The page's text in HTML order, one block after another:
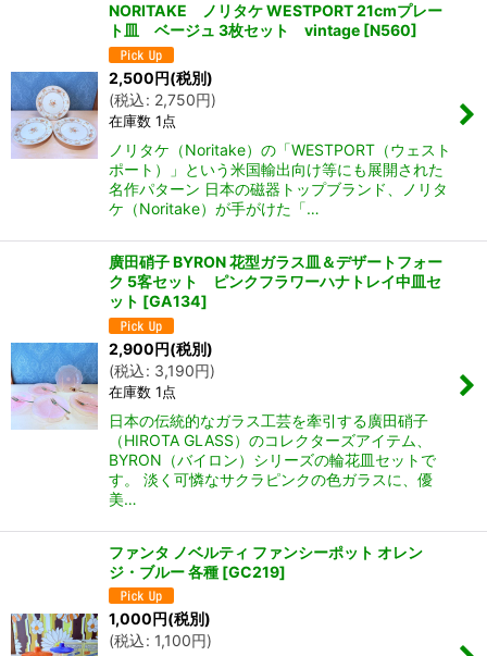
NORITAKE ノリタケ WESTPORT 21cmプレー
ト皿 ベージュ 3枚セット vintage [N560]
2,500円(税別)
(税込: 2,750円)
在庫数 1点
ノリタケ（Noritake）の「WESTPORT（ウェスト
ポート）」という米国輸出向け等にも展開された
名作パターン 日本の磁器トップブランド、ノリタ
ケ（Noritake）が手がけた「…
廣田硝子 BYRON 花型ガラス皿＆デザートフォー
ク 5客セット ピンクフラワーハナトレイ中皿セ
ット [GA134]
2,900円(税別)
(税込: 3,190円)
在庫数 1点
日本の伝統的なガラス工芸を牽引する廣田硝子
（HIROTA GLASS）のコレクターズアイテム、
BYRON（バイロン）シリーズの輪花皿セットで
す。 淡く可憐なサクラピンクの色ガラスに、優
美…
ファンタ ノベルティ ファンシーポット オレン
ジ・ブルー 各種 [GC219]
1,000円(税別)
(税込: 1,100円)